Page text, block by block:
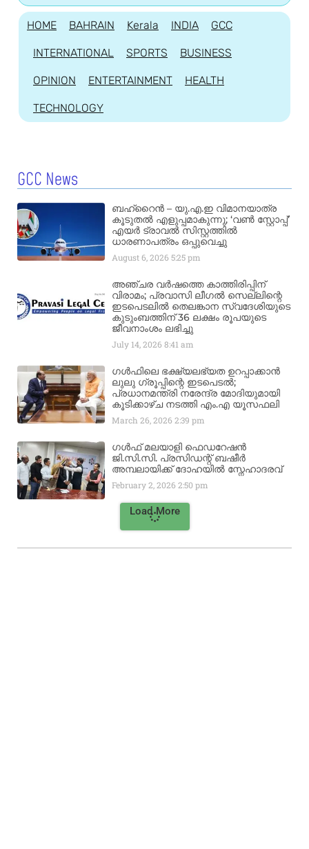
HOME BAHRAIN Kerala INDIA GCC
INTERNATIONAL SPORTS BUSINESS
OPINION ENTERTAINMENT HEALTH
TECHNOLOGY
GCC News
ബഹ്‌റൈൻ – യു.എ.ഇ വിമാനയാത്ര
കൂടുതൽ എളുപ്പമാകുന്നു; ‘വൺ സ്റ്റോപ്പ്’
എയർ ട്രാവൽ സിസ്റ്റത്തിൽ
ധാരണാപത്രം ഒപ്പുവെച്ചു
August 6, 20265:25 pm
അഞ്ചര വർഷത്തെ കാത്തിരിപ്പിന്
വിരാമം; പ്രവാസി ലീഗൽ സെല്ലിന്റെ
ഇടപെടലിൽ തെലങ്കാന സ്വദേശിയുടെ
കുടുംബത്തിന് 36 ലക്ഷം രൂപയുടെ
ജീവനാംശം ലഭിച്ചു
July 14, 20268:41 am
ഗൾഫിലെ ഭക്ഷ്യലഭ്യത ഉറപ്പാക്കാൻ
ലുലു ഗ്രൂപ്പിന്റെ ഇടപെടൽ;
പ്രധാനമന്ത്രി നരേന്ദ്ര മോദിയുമായി
കൂടിക്കാഴ്ച നടത്തി എം.എ യൂസഫലി
March 26, 20262:39 pm
ഗൾഫ് മലയാളി ഫെഡറേഷൻ
ജി.സി.സി. പ്രസിഡന്റ് ബഷീർ
അമ്പലായിക്ക് ദോഹയിൽ സ്നേഹാദരവ്
February 2, 20262:50 pm
Load More